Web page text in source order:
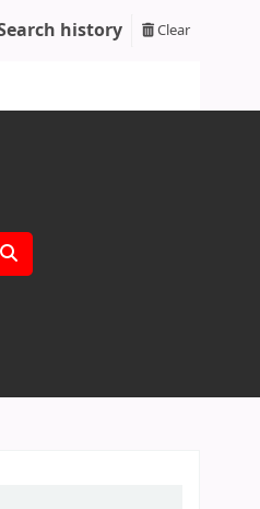
history Clear